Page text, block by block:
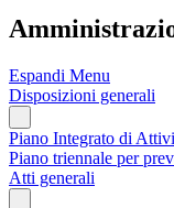
Espandi Menu
Disposizioni generali
Piano Integrato di
Piano triennale per
Atti generali